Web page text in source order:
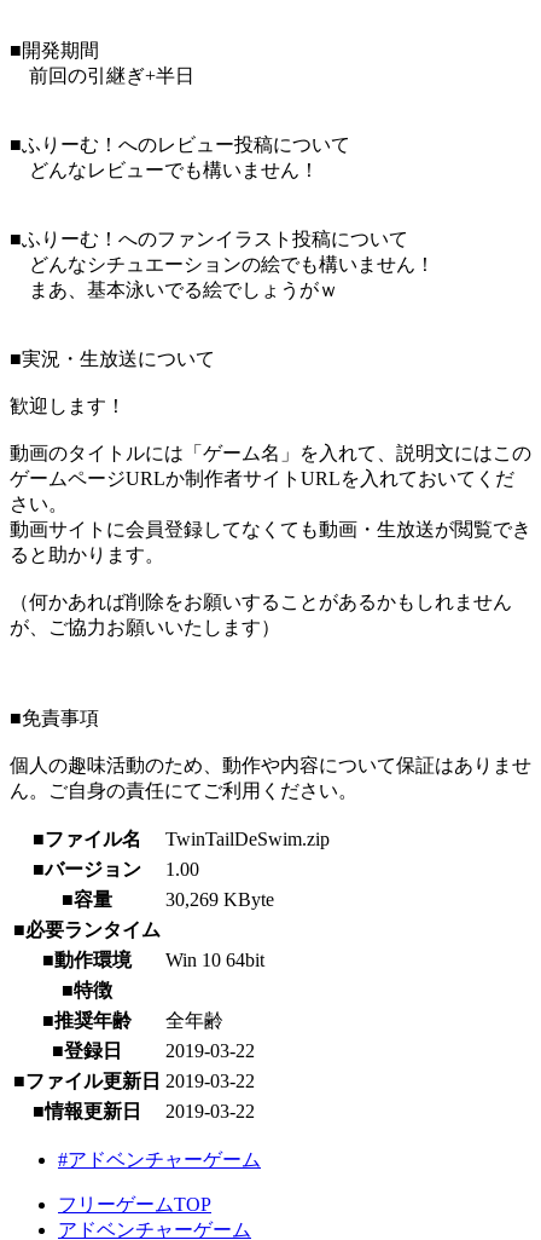
■開発期間
前回の引継ぎ+半日
■ふりーむ！へのレビュー投稿について
どんなレビューでも構いません！
■ふりーむ！へのファンイラスト投稿について
どんなシチュエーションの絵でも構いません！
まあ、基本泳いでる絵でしょうがｗ
■実況・生放送について
歓迎します！
動画のタイトルには「ゲーム名」を入れて、説明文にはこの
ゲームページURLか制作者サイトURLを入れておいてくだ
さい。
動画サイトに会員登録してなくても動画・生放送が閲覧でき
ると助かります。
（何かあれば削除をお願いすることがあるかもしれません
が、ご協力お願いいたします）
■免責事項
個人の趣味活動のため、動作や内容について保証はありませ
ん。ご自身の責任にてご利用ください。
■ファイル名
TwinTailDeSwim.zip
■バージョン
1.00
■容量
30,269 KByte
■必要ランタイム
■動作環境
Win 10 64bit
■特徴
■推奨年齢
全年齢
■登録日
2019-03-22
■ファイル更新日 2019-03-22
■情報更新日
2019-03-22
#アドベンチャーゲーム
フリーゲームTOP
アドベンチャーゲーム